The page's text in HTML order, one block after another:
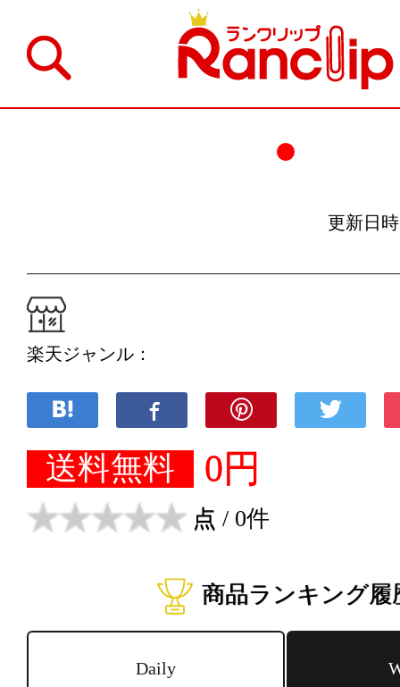
更新日
楽天ジャンル：
送料無料 0円
点 / 0件
商品ランキング履
Daily